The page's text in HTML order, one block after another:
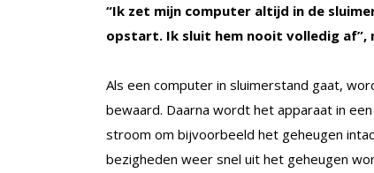
“Ik zet mijn computer altijd in de
opstart. Ik sluit hem nooit volledig af”,
Als een computer in sluimerstand gaat,
bewaard. Daarna wordt het apparaat in
stroom om bijvoorbeeld het geheugen
bezigheden weer snel uit het geheugen